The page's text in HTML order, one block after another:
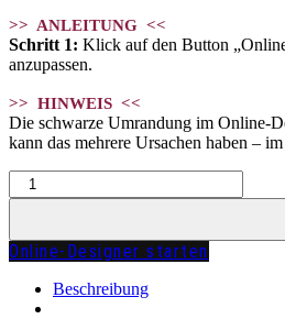
zuzügl.Versandkosten
>> ANLEITUNG <<
Schritt 1: Klick auf den Button
anzupassen.
>> HINWEIS <<
Die schwarze Umrandung im Online-
kann das mehrere Ursachen haben –
Menükarte
Windlicht
Menge
Online-Designer starten
Beschreibung